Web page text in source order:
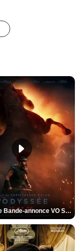
L'Odyssée Bande-annonce VO STFR